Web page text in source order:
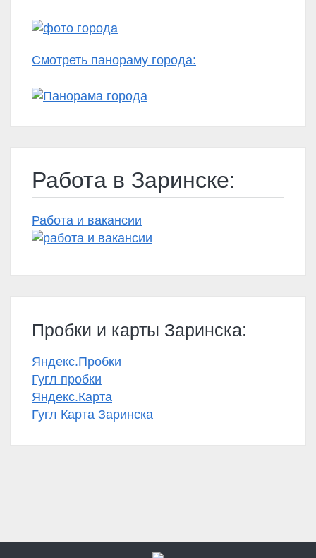
Смотреть панораму города:
Работа в Заринске:
Работа и вакансии
Пробки и карты Заринска:
Яндекс.Пробки
Гугл пробки
Яндекс.Карта
Гугл Карта Заринска